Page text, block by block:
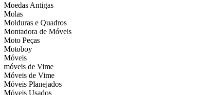
Moedas Antigas
Molas
Molduras e Quadros
Montadora de Móveis
Moto Peças
Motoboy
Móveis
móveis de Vime
Móveis de Vime
Móveis Planejados
Móveis Usados